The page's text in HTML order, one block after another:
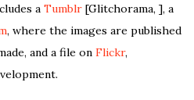
a Tumblr [Glitchorama, ], a
, where the images are published
and a file on Flickr,